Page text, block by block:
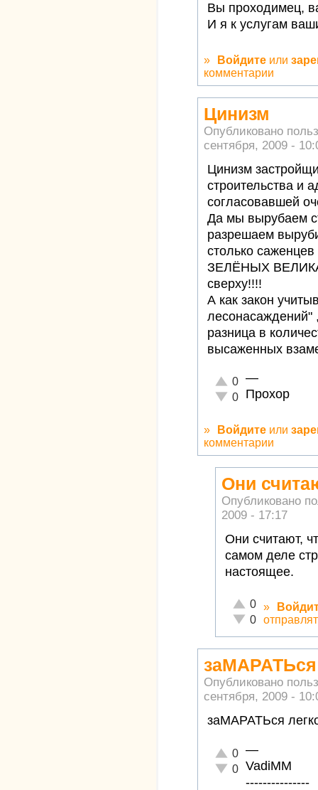
Вы проходимец,
И я к услугам
» Войдите или
комментарии
Цинизм
Опубликовано
сентября, 2009 -
Цинизм
строительства и
согласовавшей
Да мы вырубаем
разрешаем
столько
ЗЕЛЁНЫХ
сверху!!!!
А как закон
лесонасаждений"
разница в
высаженных
Отлично!
0
Неадекватно!
0
—
Прохор
» Войдите или
комментарии
Они
Опубликовано
2009 - 17:17
Они считают,
самом деле
настоящее.
Отлично!
0
Неадекватно!
0
»
заМАРАТЬся
Опубликовано
сентября, 2009 -
заМАРАТЬся
Отлично!
0
Неадекватно!
0
—
VadiMM
---------------